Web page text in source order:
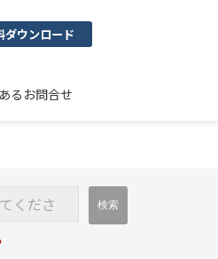
ダウンロード
るお問合せ